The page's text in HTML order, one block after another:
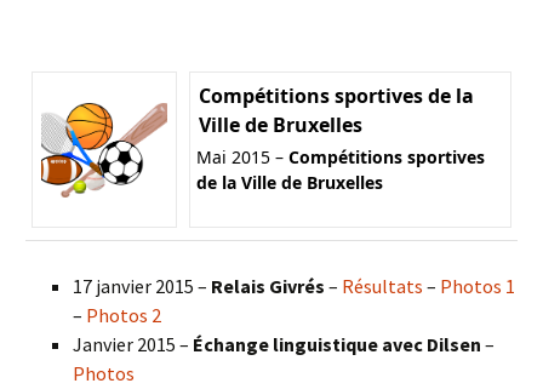
Compétitions sportives de la
Ville de Bruxelles
Mai 2015 – Compétitions sportives
de la Ville de Bruxelles
17 janvier 2015 – Relais Givrés – Résultats – Photos 1
– Photos 2
Janvier 2015 – Échange linguistique avec Dilsen –
Photos